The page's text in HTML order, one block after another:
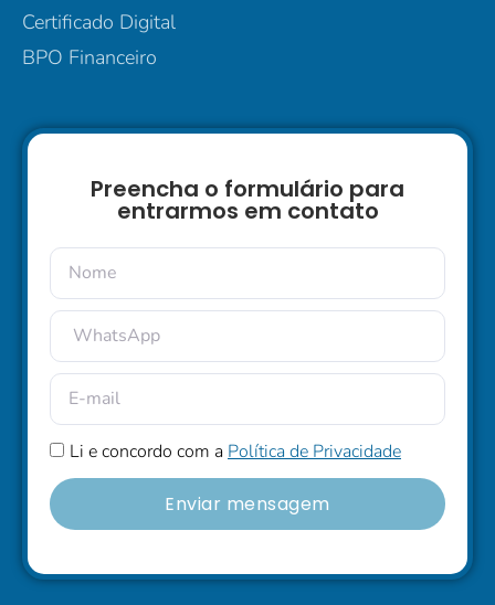
Certificado Digital
BPO Financeiro
Preencha o formulário para
entrarmos em contato
Li e concordo com a Política de Privacidade
Enviar mensagem